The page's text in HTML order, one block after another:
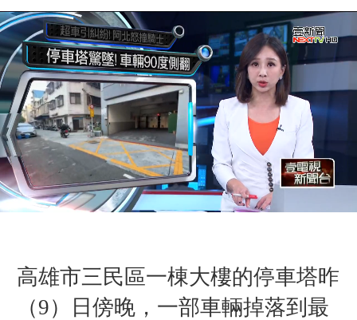
高雄市三民區一棟大樓的停車塔昨
（9）日傍晚，一部車輛掉落到最